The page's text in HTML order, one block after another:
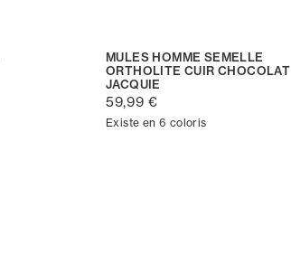
MULES HOMME SEMELLE
ORTHOLITE CUIR CHOCOLAT
JACQUIE
59,99 €
Existe en 6 coloris